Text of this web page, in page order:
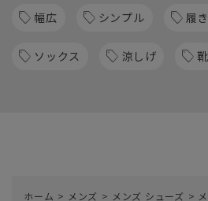
幅広 シンプル 履
ソックス 涼しげ 靴
ホーム > メンズ > メンズ シューズ >